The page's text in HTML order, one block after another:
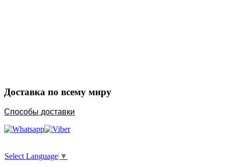
Доставка по всему миру
Способы доставки
Select Language ▼